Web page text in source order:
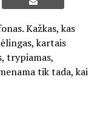
Kažkas, kas
kartais
trypiamas,
tik tada, kai